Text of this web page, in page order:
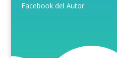
Facebook del Autor